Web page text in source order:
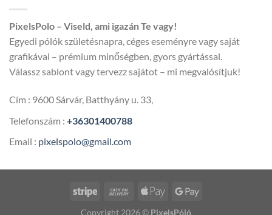
PixelsPolo – Viseld, ami igazán Te vagy!
Egyedi pólók születésnapra, céges eseményre vagy saját
grafikával – prémium minőségben, gyors gyártással.
Válassz sablont vagy tervezz sajátot – mi megvalósítjuk!
Cím : 9600 Sárvár, Batthyány u. 33,
Telefonszám : +36301400788
Email : pixelspolo@gmail.com
Copyright 2026 © PixelsPóló